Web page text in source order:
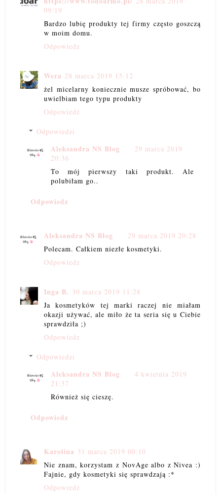
09:19
Bardzo lubię produkty tej firmy często goszczą
w moim domu.
Odpowiedz
Wera 28 marca 2019 15:12
żel micelarny koniecznie musze spróbować, bo
uwielbiam tego typu produkty
Odpowiedz
Odpowiedzi
Aleksandra NS Blog
29 marca 2019
20:36
To mój pierwszy taki produkt. Ale
polubiłam go..
Odpowiedz
Aleksandra NS Blog
29 marca 2019 20:28
Polecam. Całkiem niezłe kosmetyki.
Odpowiedz
Inga B. 30 marca 2019 11:28
Ja kosmetyków tej marki raczej nie miałam
okazji używać, ale miło że ta seria się u Ciebie
sprawdziła ;)
Odpowiedz
Odpowiedzi
Aleksandra NS Blog
4 kwietnia 2019
21:37
Również się cieszę.
Odpowiedz
Karolina 31 marca 2019 00:10
Nie znam, korzystam z NovAge albo z Nivea :)
Fajnie, gdy kosmetyki się sprawdzają :*
Odpowiedz